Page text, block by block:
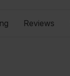
Reviews